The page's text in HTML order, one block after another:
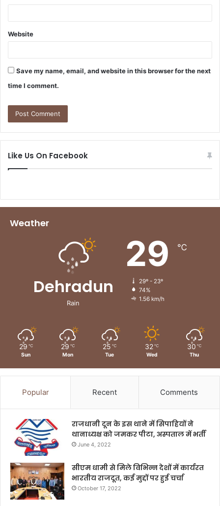
Website
Save my name, email, and website in this browser for the next
time I comment.
Like Us On Facebook
Weather
Dehradun
Rain
29 ℃
29º - 23º
74%
1.56 km/h
29 ℃
Sun
29 ℃
Mon
25 ℃
Tue
32 ℃
Wed
30 ℃
Thu
Popular Recent Comments
राजधानी दून के इस थाने में सिपाहियों ने
थानाध्यक्ष को जमकर पीटा, अस्पताल में भर्ती
June 4, 2022
सीएम धामी से मिले विभिन्न देशों में कार्यरत
भारतीय राजदूत, कई मुद्दों पर हुई चर्चा
October 17, 2022